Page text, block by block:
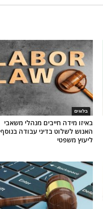
בלוגים
באיזו מידה חייבים מנהלי משאבי
האנוש לשלוט בדיני עבודה בנוסף
ליעוץ משפטי